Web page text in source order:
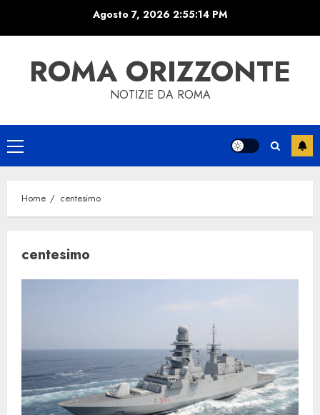
Agosto 7, 2026 2:55:14 PM
ROMA ORIZZONTE
NOTIZIE DA ROMA
Primary
Menu
Home centesimo
centesimo